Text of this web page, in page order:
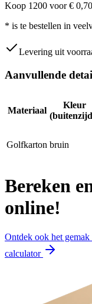
Koop 1200 voor €
* is te bestellen in
Levering uit
Aanvullende
Materiaal
Kleur
Golfkarton bruin
Bereken
online!
Ontdek ook het
calculator